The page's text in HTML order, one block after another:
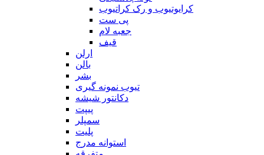
کرایوتیوب و رک کراتیوب
پی ست
جعبه لام
قیف
ارلن
بالن
بشر
تیوب نمونه گیری
دکانتور شیشه
پیپت
سمپلر
پلیت
استوانه مدرج